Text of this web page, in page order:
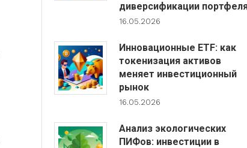
диверсификации
16.05.2026
Инновационные ETF: как
токенизация активов
меняет инвестиционный
рынок
16.05.2026
Анализ экологических
ПИФов: инвестиции в